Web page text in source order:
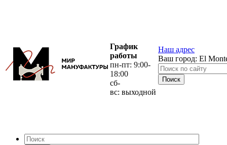
График
работы
пн-пт: 9:00-
18:00
сб-
вс: выходной
Наш адрес
Ваш город: El